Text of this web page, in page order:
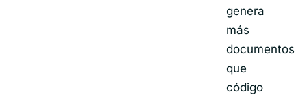
genera
más
documentos
que
código